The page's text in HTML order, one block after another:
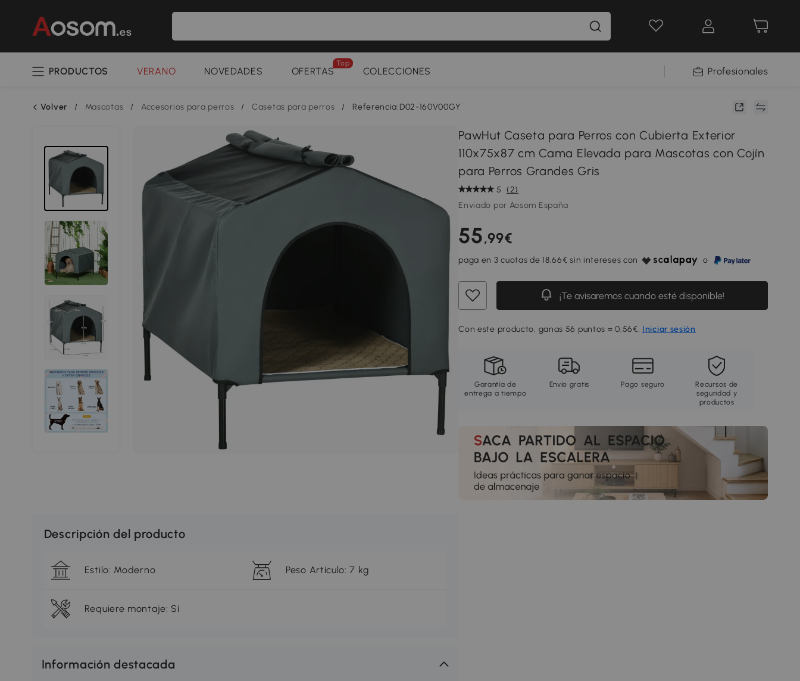
PRODUCTOS VERANO NOVEDADES OFERTAS
Top
COLECCIONES Profesionales
Volver / Mascotas / Accesorios para perros / Casetas para perros / Referencia:D02-160V00GY
PawHut Caseta para Perros con Cubierta Exterior
110x75x87 cm Cama Elevada para Mascotas con Cojín
para Perros Grandes Gris
5
(2)
Enviado por Aosom España
55,99€
paga en 3 cuotas de 18,66€ sin intereses con o
¡Te avisaremos cuando esté disponible!
Con este producto, ganas 56 puntos = 0,56€. Iniciar sesión
Garantía de
entrega a tiempo
Envío gratis Pago seguro
Recursos de
seguridad y
productos
Descripción del producto
Estilo: Moderno Peso Artículo: 7 kg
Requiere montaje: Sí
Información destacada